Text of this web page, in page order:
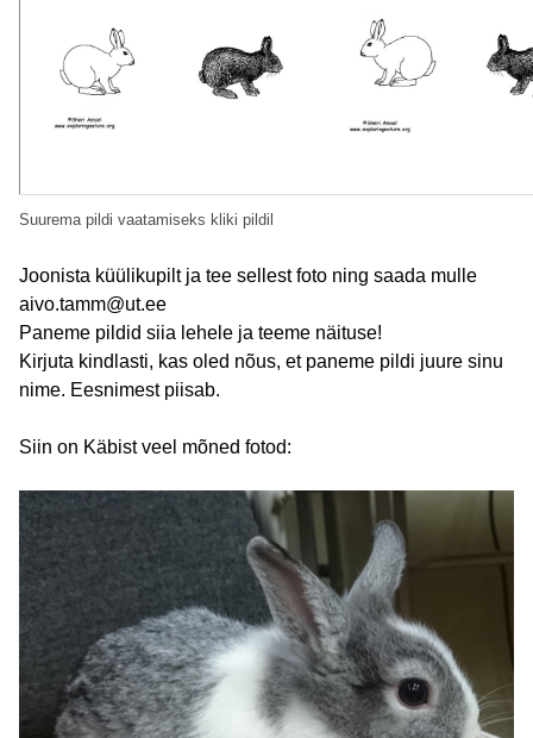
Suurema pildi vaatamiseks kliki pildil
Joonista küülikupilt ja tee sellest foto ning saada mulle
aivo.tamm@ut.ee
Paneme pildid siia lehele ja teeme näituse!
Kirjuta kindlasti, kas oled nõus, et paneme pildi juure sinu
nime. Eesnimest piisab.
Siin on Käbist veel mõned fotod: